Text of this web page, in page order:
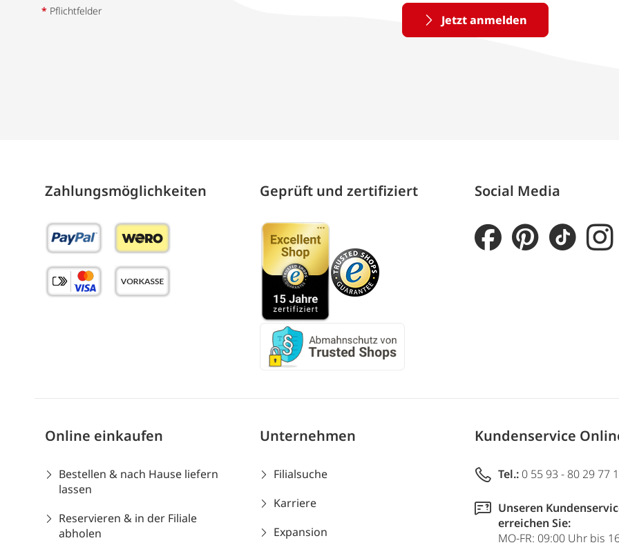
Jetzt anmelden
* Pflichtfelder
Zahlungs­möglich­keiten Geprüft und zertifiziert Social Media
Online einkaufen
Bestellen & nach Hause liefern
lassen
Reservieren & in der Filiale
abholen
Unternehmen
Filialsuche
Karriere
Expansion
Kundenservice
Tel.: 0 55 93 - 80 29 77
Unseren
erreichen Sie:
MO-FR: 09:00 Uhr bis